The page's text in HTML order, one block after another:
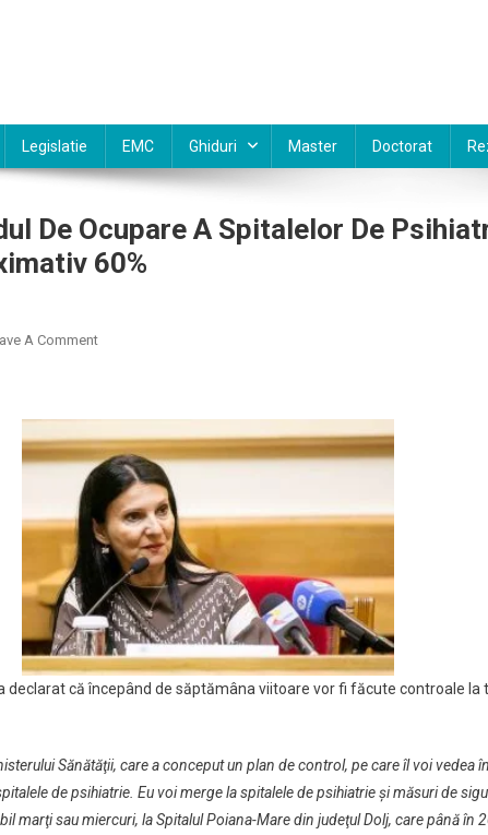
Legislatie EMC Ghiduri Master Doctorat
De Ocupare A Spitalelor De
60%
A CommentOn
De
Ocupare
Spitalelor
De
Psihiatrie
Din
Toată
Ţara
Este
De
declarat că începând de săptămâna viitoare vor fi făcute controale la
Sănătăţii, care a conceput un plan de control, pe care îl voi vedea
de psihiatrie. Eu voi merge la spitalele de psihiatrie şi măsuri de
marţi sau miercuri, la Spitalul Poiana-Mare din judeţul Dolj, care până în